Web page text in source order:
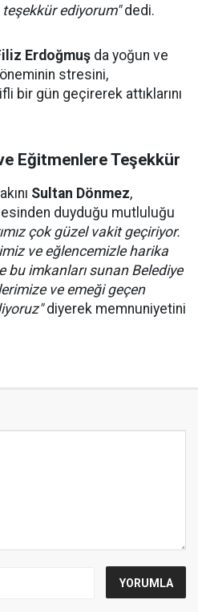
ediyorum"dedi.
Erdoğmuş da yoğun ve
stresini,
bir gün geçirerek attıklarını
Eğitmenlere Teşekkür
Sultan Dönmez,
duyduğu mutluluğu
çok güzel vakit geçiriyor.
ve eğlencemizle harika
bu imkanları sunan Belediye
ve emeği geçen
diyerek memnuniyetini